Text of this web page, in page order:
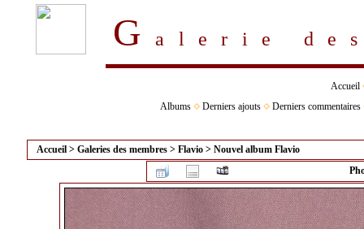
Galerie
Accueil
Albums
Derniers ajouts Derniers commentaires
Accueil > Galeries des membres > Flavio > Nouvel album Flavio